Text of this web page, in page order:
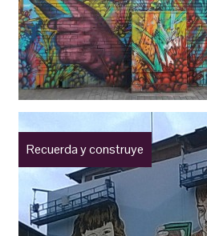
Recuerda y construye